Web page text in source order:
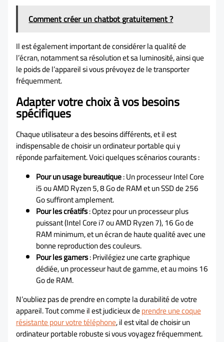
Comment créer un chatbot gratuitement ?
Il est également important de considérer la qualité de
l’écran, notamment sa résolution et sa luminosité, ainsi que
le poids de l’appareil si vous prévoyez de le transporter
fréquemment.
Adapter votre choix à vos besoins
spécifiques
Chaque utilisateur a des besoins différents, et il est
indispensable de choisir un ordinateur portable qui y
réponde parfaitement. Voici quelques scénarios courants :
Pour un usage bureautique: Un processeur Intel Core
i5 ou AMD Ryzen 5, 8 Go de RAM et un SSD de 256
Go suffiront amplement.
Pour les créatifs: Optez pour un processeur plus
puissant (Intel Core i7 ou AMD Ryzen 7), 16 Go de
RAM minimum, et un écran de haute qualité avec une
bonne reproduction des couleurs.
Pour les gamers: Privilégiez une carte graphique
dédiée, un processeur haut de gamme, et au moins 16
Go de RAM.
N’oubliez pas de prendre en compte la durabilité de votre
appareil. Tout comme il est judicieux deprendre une coque
résistante pour votre téléphone, il est vital de choisir un
ordinateur portable robuste si vous voyagez fréquemment.